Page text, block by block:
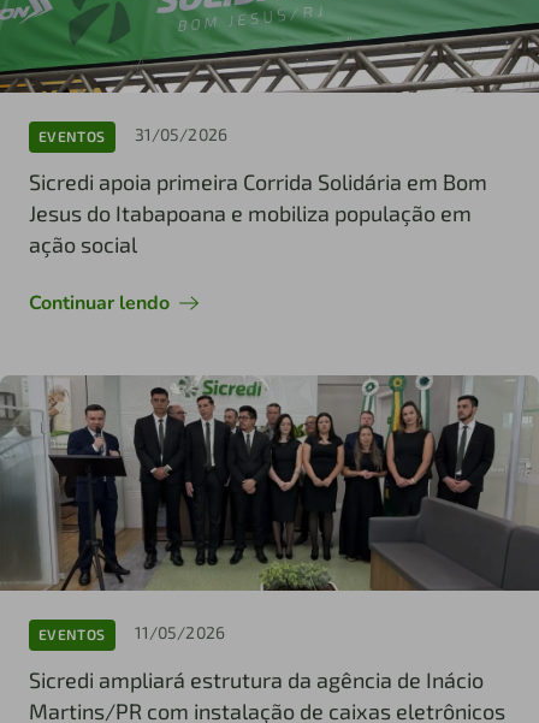
EVENTOS 31/05/2026
Sicredi apoia primeira Corrida Solidária em Bom
Jesus do Itabapoana e mobiliza população em
ação social
Continuar lendo
EVENTOS 11/05/2026
Sicredi ampliará estrutura da agência de Inácio
Martins/PR com instalação de caixas eletrônicos